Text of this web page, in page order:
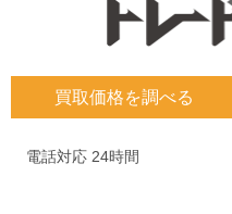
買取価格を調べる
電話対応 24時間